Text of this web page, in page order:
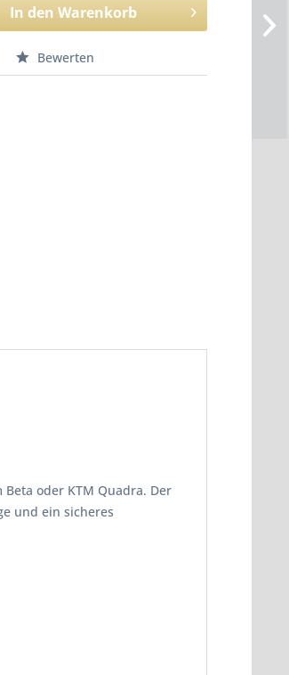
In den Warenkorb
Bewerten
oder KTM Quadra. Der
und ein sicheres